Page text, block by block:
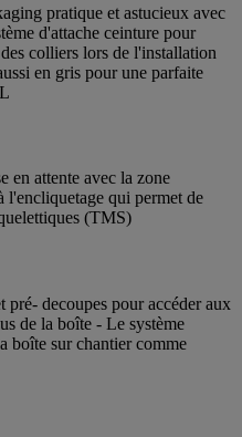
pratique et astucieux avec
d'attache ceinture pour
colliers lors de l'installation
en gris pour une parfaite
en attente avec la zone
l'encliquetage qui permet de
(TMS)
decoupes pour accéder aux
de la boîte - Le système
boîte sur chantier comme